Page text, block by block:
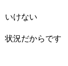
いけない
状況だからです